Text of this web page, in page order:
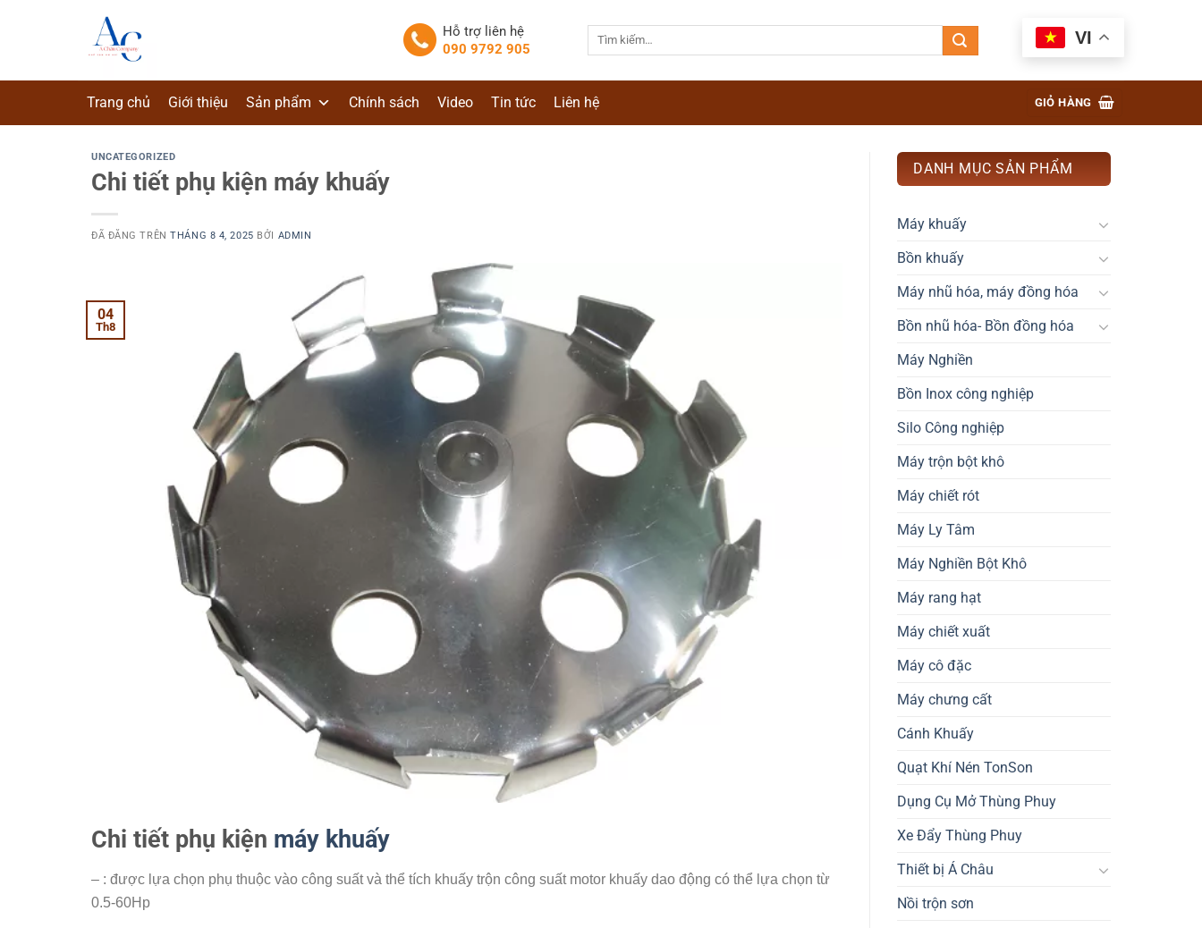
dung
Hỗ trợ liên hệ
090 9792 905
VI
Trang chủ Giới thiệu Sản phẩm Chính sách Video Tin tức Liên hệ GIỎ HÀNG
UNCATEGORIZED
Chi tiết phụ kiện máy khuấy
ĐÃ ĐĂNG TRÊNTHÁNG 8 4, 2025 BỞI ADMIN
04
Th8
Chi tiết phụ kiện máy khuấy
– : được lựa chọn phụ thuộc vào công suất và thể tích khuấy trộn công suất motor khuấy dao động có thể lựa chọn từ
0.5-60Hp
DANH MỤC SẢN PHẨM
Máy khuấy
Bồn khuấy
Máy nhũ hóa, máy đồng hóa
Bồn nhũ hóa- Bồn đồng hóa
Máy Nghiền
Bồn Inox công nghiệp
Silo Công nghiệp
Máy trộn bột khô
Máy chiết rót
Máy Ly Tâm
Máy Nghiền Bột Khô
Máy rang hạt
Máy chiết xuất
Máy cô đặc
Máy chưng cất
Cánh Khuấy
Quạt Khí Nén TonSon
Dụng Cụ Mở Thùng Phuy
Xe Đẩy Thùng Phuy
Thiết bị Á Châu
Nồi trộn sơn